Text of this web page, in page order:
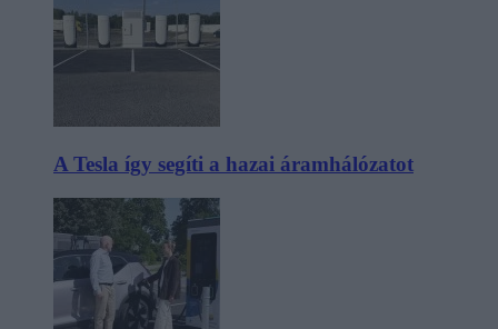
A Tesla így segíti a hazai áramhálózatot